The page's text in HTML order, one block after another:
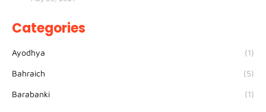
Categories
Ayodhya (1)
Bahraich (5)
Barabanki (1)